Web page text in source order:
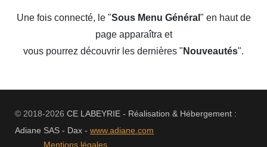
Une fois connecté, le "Sous Menu Général " en haut de
page apparaîtra et
vous pourrez découvrir les dernières " Nouveautés".
© 2018-2026 CE LABEYRIE - Réalisation & Hébergement :
Adiane SAS - Dax - www.adiane.com
Mentions légales